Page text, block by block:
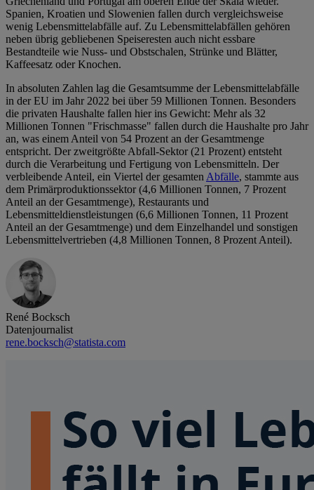
Spanien, Kroatien und Slowenien fallen durch vergleichsweise
wenig Lebensmittelabfälle auf. Zu Lebensmittelabfällen gehören
neben übrig gebliebenen Speiseresten auch nicht essbare
Bestandteile wie Nuss- und Obstschalen, Strünke und Blätter,
Kaffeesatz oder Knochen.
In absoluten Zahlen lag die Gesamtsumme der Lebensmittelabfälle
in der EU im Jahr 2022 bei über 59 Millionen Tonnen. Besonders
die privaten Haushalte fallen hier ins Gewicht: Mehr als 32
Millionen Tonnen "Frischmasse" fallen durch die Haushalte pro Jahr
an, was einem Anteil von 54 Prozent an der Gesamtmenge
entspricht. Der zweitgrößte Abfall-Sektor (21 Prozent) entsteht
durch die Verarbeitung und Fertigung von Lebensmitteln. Der
verbleibende Anteil, ein Viertel der gesamtenAbfälle, stammte aus
dem Primärproduktionssektor (4,6 Millionen Tonnen, 7 Prozent
Anteil an der Gesamtmenge), Restaurants und
Lebensmitteldienstleistungen (6,6 Millionen Tonnen, 11 Prozent
Anteil an der Gesamtmenge) und dem Einzelhandel und sonstigen
Lebensmittelvertrieben (4,8 Millionen Tonnen, 8 Prozent Anteil).
René Bocksch
Datenjournalist
rene.bocksch@statista.com